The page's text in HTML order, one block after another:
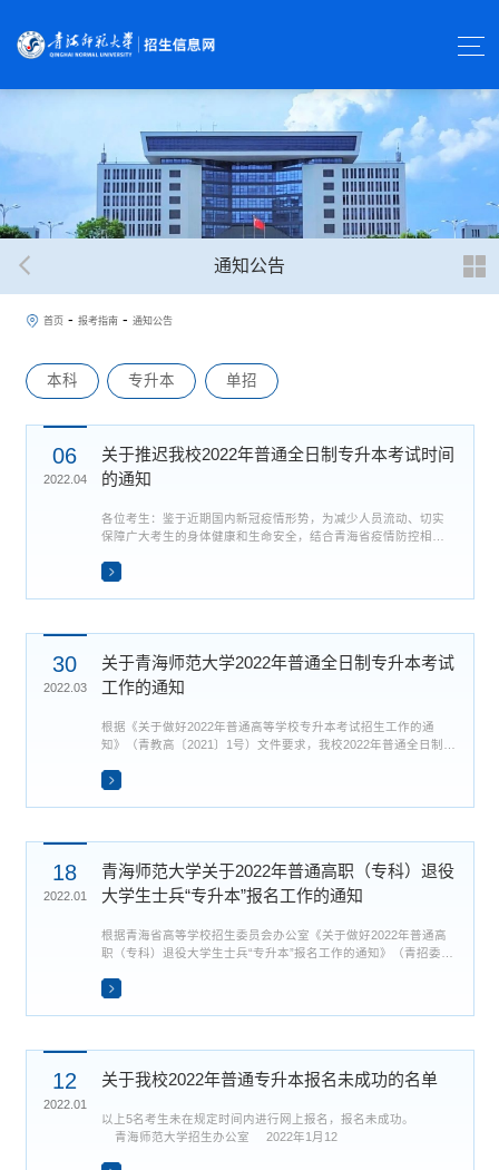
通知公告
首页 - 报考指南 - 通知公告
本科 专升本 单招
06
2022.04
关于推迟我校2022年普通全日制专升本考试时间
的通知
各位考生：鉴于近期国内新冠疫情形势，为减少人员流动、切实
保障广大考生的身体健康和生命安全，结合青海省疫情防控相关
日制专升本考试，具体考试时间另行通知。请广大考生相互告
30
2022.03
关于青海师范大学2022年普通全日制专升本考试
工作的通知
根据《关于做好2022年普通高等学校专升本考试招生工作的通
知》（青教高〔2021〕1号）文件要求，我校2022年普通全日制专
作，现将相关事宜通知如下：一、信息确认考生于2022年3月30日
18
2022.01
青海师范大学关于2022年普通高职（专科）退役
大学生士兵“专升本”报名工作的通知
根据青海省高等学校招生委员会办公室《关于做好2022年普通高
职（专科）退役大学生士兵“专升本”报名工作的通知》（青招委办
科）退役大学生士兵“专升本”报名工作，现将有关事项通知如下：
12
2022.01
关于我校2022年普通专升本报名未成功的名单
以上5名考生未在规定时间内进行网上报名，报名未成功。
青海师范大学招生办公室 2022年1月12